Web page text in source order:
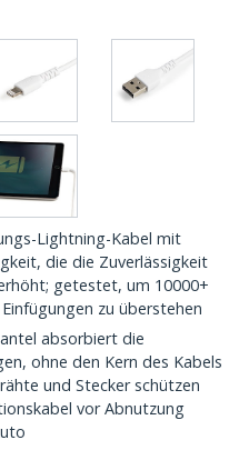
Lightning-Kabel mit
die die Zuverlässigkeit
getestet, um 10000+
zu überstehen
absorbiert die
ohne den Kern des Kabels
und Stecker schützen
vor Abnutzung